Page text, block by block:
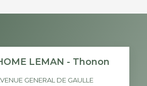
LEMAN - Thonon
GENERAL DE GAULLE